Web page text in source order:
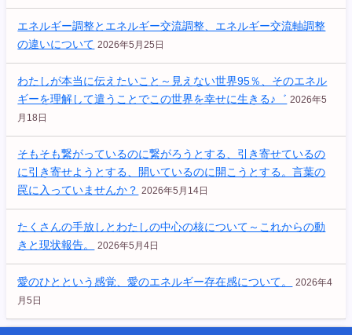
エネルギー調整とエネルギー交流調整、エネルギー交流軸調整
の違いについて 2026年5月25日
わたしが本当に伝えたいこと～見えない世界95％、そのエネル
ギーを理解して遣うことでこの世界を幸せに生きる♪゛ 2026年5
月18日
そもそも繋がっているのに繋がろうとする、引き寄せているの
に引き寄せようとする、開いているのに開こうとする。言葉の
罠に入っていませんか？
2026年5月14日
たくさんの手放しとわたしの中心の核について～これからの動
きと現状報告。
2026年5月4日
愛のひとという感覚、愛のエネルギー存在感について。
2026年4
月5日